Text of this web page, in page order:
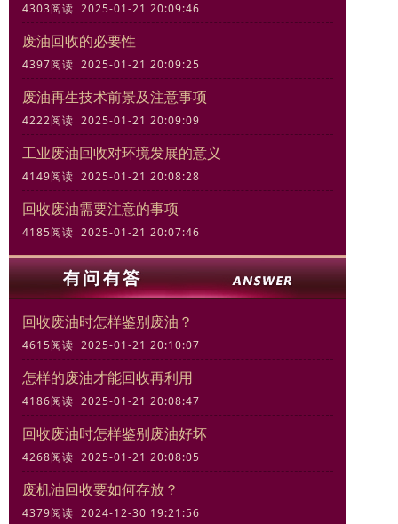
4303阅读 2025-01-21 20:09:46
废油回收的必要性
4397阅读 2025-01-21 20:09:25
废油再生技术前景及注意事项
4222阅读 2025-01-21 20:09:09
工业废油回收对环境发展的意义
4149阅读 2025-01-21 20:08:28
回收废油需要注意的事项
4185阅读 2025-01-21 20:07:46
回收废油时怎样鉴别废油？
4615阅读 2025-01-21 20:10:07
怎样的废油才能回收再利用
4186阅读 2025-01-21 20:08:47
回收废油时怎样鉴别废油好坏
4268阅读 2025-01-21 20:08:05
废机油回收要如何存放？
4379阅读 2024-12-30 19:21:56